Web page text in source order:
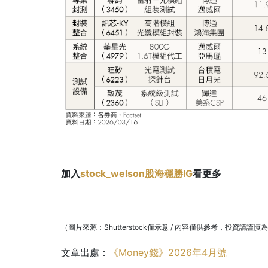
加入stock_welson股海穩勝IG看更多
（圖片來源：Shutterstock僅示意 / 內容僅供參考，投資請謹慎
文章出處： 《Money錢》2026年4月號